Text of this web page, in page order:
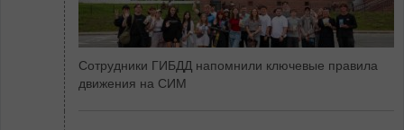
Сотрудники ГИБДД напомнили ключевые правила
движения на СИМ